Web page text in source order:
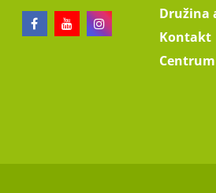
Družina
Kontakt